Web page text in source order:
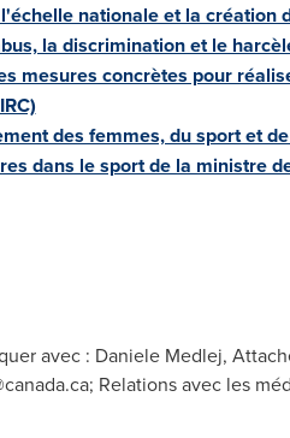
nationale et la
la discrimination et le
mesures concrètes pour
des femmes, du sport et
dans le sport de la ministre
avec : Daniele Medlej,
; Relations avec les